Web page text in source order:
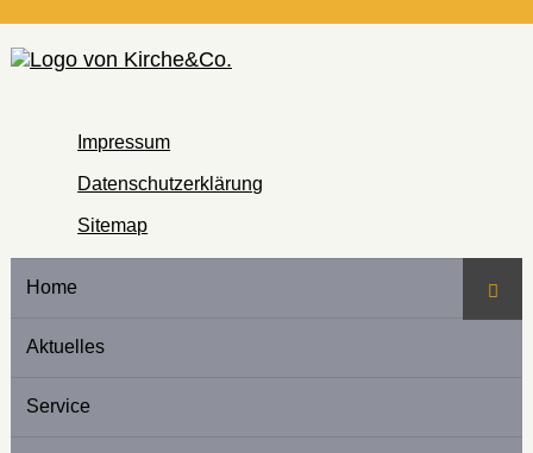
Impressum
Datenschutzerklärung
Sitemap
Home
Aktuelles
Service